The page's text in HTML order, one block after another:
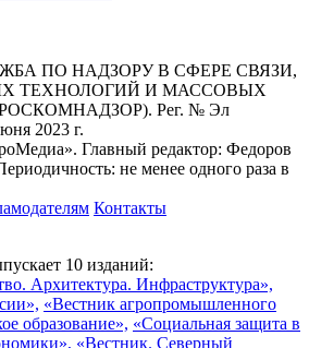
ПО НАДЗОРУ В СФЕРЕ СВЯЗИ,
ТЕХНОЛОГИЙ И МАССОВЫХ
Рег. № Эл
2023 г.
Главный редактор: Федоров
не менее одного раза в
Контакты
10 изданий:
Архитектура. Инфраструктура»,
«Вестник агропромышленного
образование», «Социальная защита в
«Вестник. Северный